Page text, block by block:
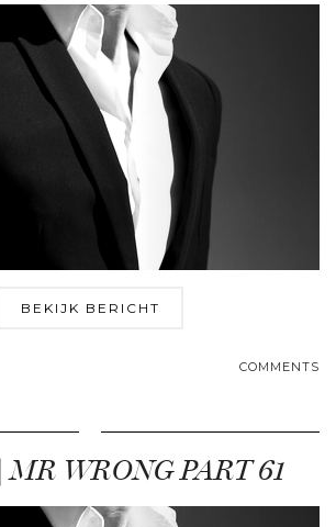
BEKIJK BERICHT
COMMENTS
MR WRONG PART 61